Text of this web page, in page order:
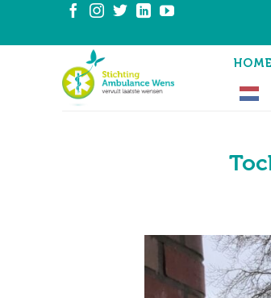
inhoud
HOME